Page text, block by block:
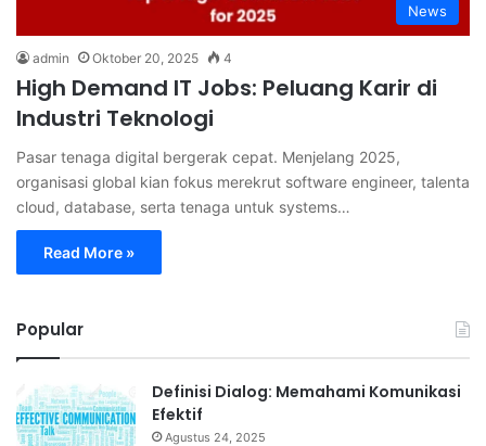
News
admin Oktober 20, 2025 4
High Demand IT Jobs: Peluang Karir di
Industri Teknologi
Pasar tenaga digital bergerak cepat. Menjelang 2025,
organisasi global kian fokus merekrut software engineer, talenta
cloud, database, serta tenaga untuk systems…
Read More »
Popular
Definisi Dialog: Memahami Komunikasi
Efektif
Agustus 24, 2025